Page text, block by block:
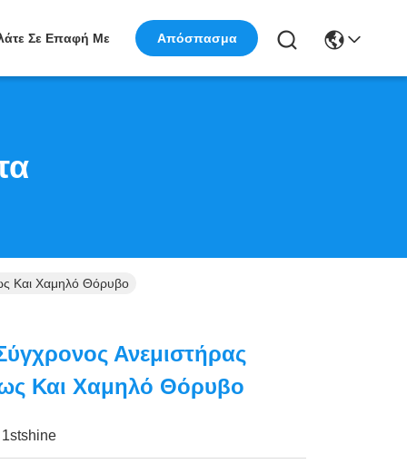
Σε Επαφή Με Απόσπασμα
Και Χαμηλό Θόρυβο
Ανεμιστήρας
Και Χαμηλό Θόρυβο
1stshine